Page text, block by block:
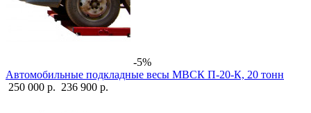
-5%
Автомобильные подкладные весы МВСК П-20-К, 20 тонн
250 000 р. 236 900 р.